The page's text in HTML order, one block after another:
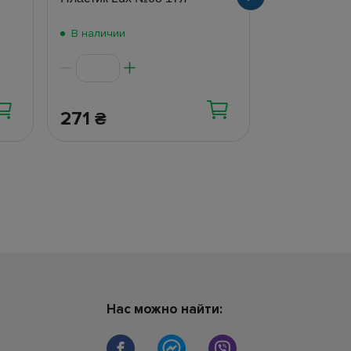
В наличии
271₴
Нас можно найти: